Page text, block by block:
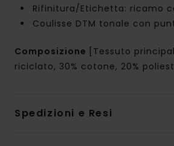
Rifinitura/Etichetta: ricamo
Coulisse DTM tonale con
Composizione [Tessuto
riciclato, 30% cotone, 20%
Spedizioni e Resi